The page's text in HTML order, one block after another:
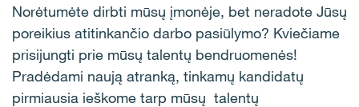
Norėtumėte dirbti mūsų įmonėje, bet neradote Jūsų
poreikius atitinkančio darbo pasiūlymo? Kviečiame
prisijungti prie mūsų talentų bendruomenės!
Pradėdami naują atranką, tinkamų kandidatų
pirmiausia ieškome tarp mūsų talentų